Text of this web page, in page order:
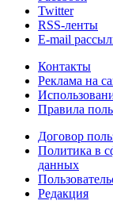
Twitter
RSS-ленты
E-mail
Контакты
Реклама на
Правила
Договор
Политика в
данных
Редакция